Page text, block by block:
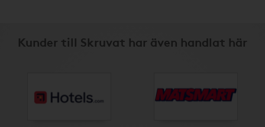
Kunder till Skruvat har även handlat här